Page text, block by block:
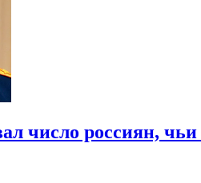
число россиян,